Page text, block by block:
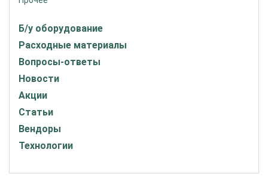
Б/у оборудование
Расходные материалы
Вопросы-ответы
Новости
Акции
Статьи
Вендоры
Технологии